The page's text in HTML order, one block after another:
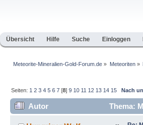
Übersicht Hilfe Suche Einloggen
Meteorite-Mineralien-Gold-Forum.de » Meteoriten»
Seiten: 1 2 3 4 5 6 7 [8]9 10 11 12 13 14 15 Nach
Autor Thema: